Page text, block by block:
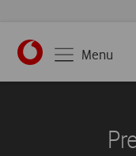
https://
Menu